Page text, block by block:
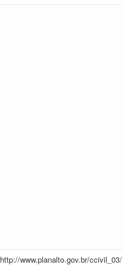
http://www.planalto.gov.br/